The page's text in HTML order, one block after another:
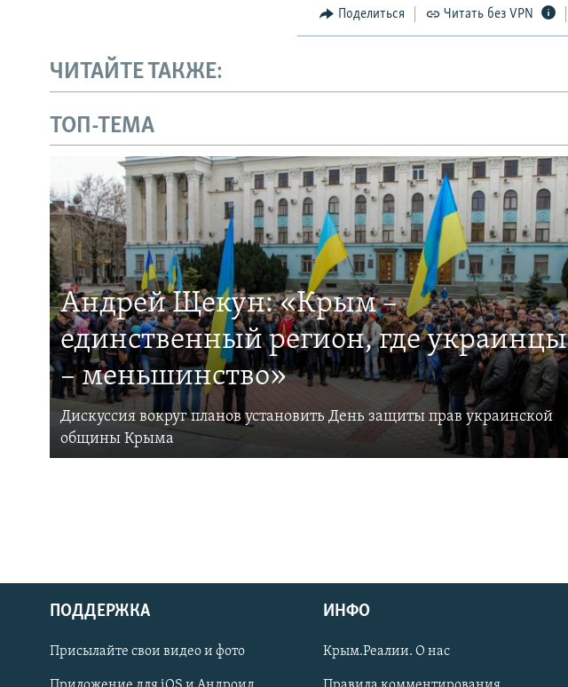
Українською
Qırımtatar
Поделиться Читать без VPN
ЧИТАЙТЕ ТАКЖЕ:
ТОП-ТЕМА
Андрей Щекун: «Крым –
единственный регион, где украинцы
– меньшинство»
Дискуссия вокруг планов установить День защиты прав украинской
общины Крыма
ПОДДЕРЖКА
Присылайте свои видео и фото
ИНФО
Крым.Реалии. О нас